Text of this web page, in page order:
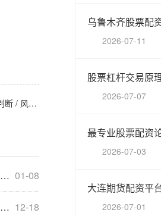
炒股配资公司随机生成介绍 / 分析 / 如何判断 / 风险适合网站发布不超30字的标题
01-08
12-18
乌鲁木齐股票配
2026-07-11
股票杠杆交易原
2026-07-07
最专业股票配资
2026-07-03
大连期货配资平
2026-07-01